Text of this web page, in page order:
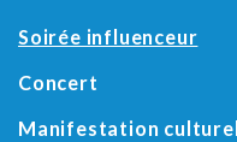
Soirée influenceur
Concert
Manifestation